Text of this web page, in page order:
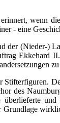
wenn
- eine
(Nieder-)
Ekkehard
des
und